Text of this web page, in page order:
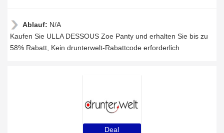
Ablauf: N/A
Kaufen Sie ULLA DESSOUS Zoe Panty und erhalten Sie bis zu
58% Rabatt, Kein drunterwelt-Rabattcode erforderlich
Deal